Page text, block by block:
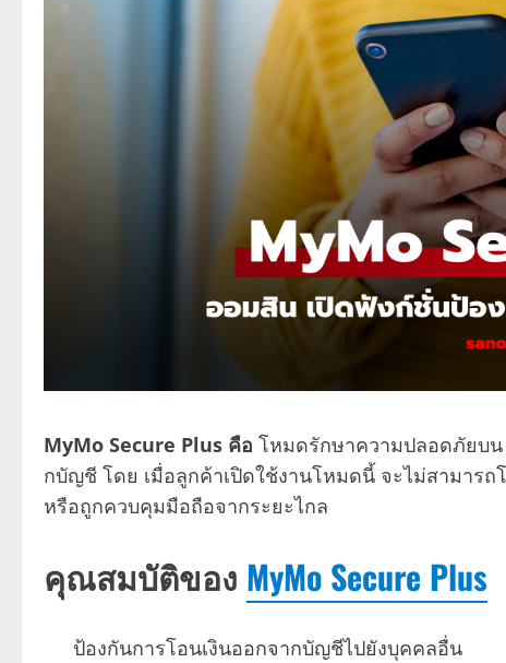
MyMo Secure Plus คือ โหมดรักษาความปลอดภัยบน
กบัญชี โดย เมื่อลูกค้าเปิดใช้งานโหมดนี้ จะไม่สามาร
หรือถูกควบคุมมือถือจากระยะไกล
คุณสมบัติของ MyMo Secure Plus
ป้องกันการโอนเงินออกจากบัญชีไปยังบุคคลอื่น